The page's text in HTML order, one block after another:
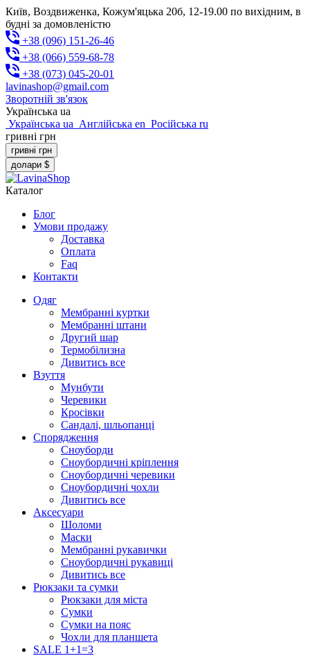
Київ, Воздвиженка, Кожум'яцька 20б, 12-19.00 по вихідним, в
будні за домовленістю
+38 (096) 151-26-46
+38 (066) 559-68-78
+38 (073) 045-20-01
lavinashop@gmail.com
Зворотній зв'язок
Українська ua
Українська ua Англійська en Російська ru
гривні грн
гривні грн
долари $
Каталог
Блог
Умови продажу
Доставка
Оплата
Faq
Контакти
Одяг
Мембранні куртки
Мембранні штани
Другий шар
Термобілизна
Дивитись все
Взуття
Мунбути
Черевики
Кросівки
Сандалі, шльопанці
Спорядження
Сноуборди
Сноубордичні кріплення
Сноубордичні черевики
Сноубордичні чохли
Дивитись все
Аксесуари
Шоломи
Маски
Мембранні рукавички
Сноубордичні рукавиці
Дивитись все
Рюкзаки та сумки
Рюкзаки для міста
Сумки
Сумки на пояс
Чохли для планшета
SALE 1+1=3